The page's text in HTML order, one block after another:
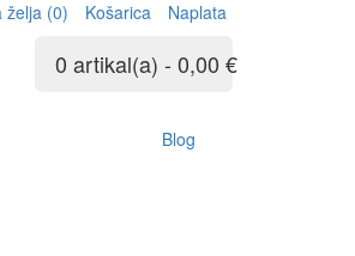
želja (0) Košarica Naplata
0 artikal(a) - 0,00 €
Blog